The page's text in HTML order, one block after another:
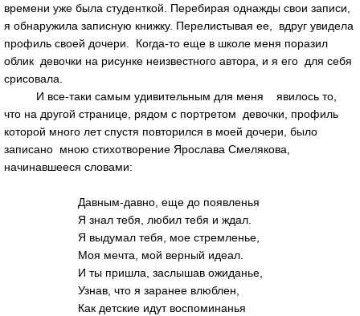
времени уже была студенткой. Перебирая однажды свои записи,
я обнаружила записную книжку. Перелистывая ее, вдруг увидела
профиль своей дочери. Когда-то еще в школе меня поразил
облик девочки на рисунке неизвестного автора, и я его для себя
срисовала.
И все-таки самым удивительным для меня явилось то,
что на другой странице, рядом с портретом девочки, профиль
которой много лет спустя повторился в моей дочери, было
записано мною стихотворение Ярослава Смелякова,
начинавшееся словами:
Давным-давно, еще до появленья
Я знал тебя, любил тебя и ждал.
Я выдумал тебя, мое стремленье,
Моя мечта, мой верный идеал.
И ты пришла, заслышав ожиданье,
Узнав, что я заранее влюблен,
Как детские идут воспоминанья